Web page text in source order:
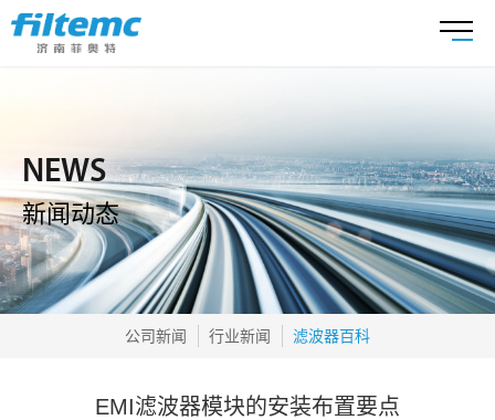
NEWS
新闻动态
公司新闻 行业新闻 滤波器百科
EMI滤波器模块的安装布置要点